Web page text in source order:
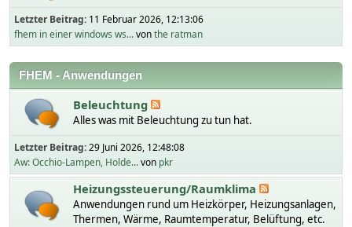
Letzter Beitrag: 11 Februar 2026, 12:13:06
fhem in einer windows ws...vonthe ratman
FHEM - Anwendungen
Beleuchtung
Alles was mit Beleuchtung zu tun hat.
Letzter Beitrag:29 Juni 2026, 12:48:08
Aw: Occhio-Lampen, Holde...von pkr
Heizungssteuerung/Raumklima
Anwendungen rund um Heizkörper, Heizungsanlagen,
Thermen, Wärme, Raumtemperatur, Belüftung, etc.